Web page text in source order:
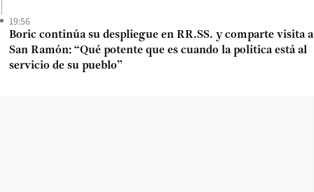
19:56
Boric continúa su despliegue en RR.SS. y comparte visita a
San Ramón: “Qué potente que es cuando la política está al
servicio de su pueblo”